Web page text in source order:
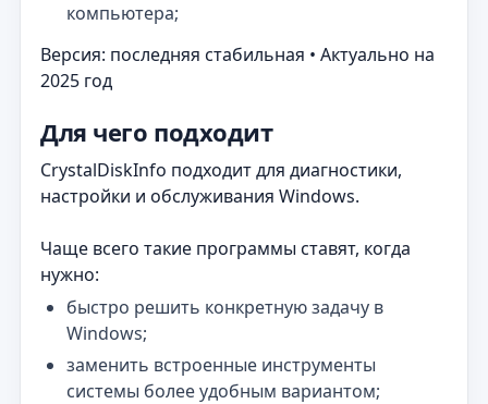
компьютера;
Версия: последняя стабильная • Актуально на
2025 год
Для чего подходит
CrystalDiskInfo подходит для диагностики,
настройки и обслуживания Windows.
Чаще всего такие программы ставят, когда
нужно:
быстро решить конкретную задачу в
Windows;
заменить встроенные инструменты
системы более удобным вариантом;